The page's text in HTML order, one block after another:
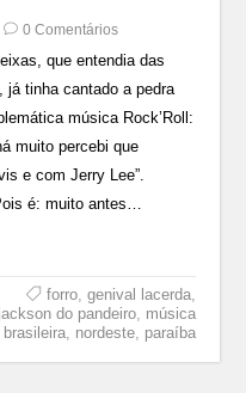
0 Comentários
que entendia das
já tinha cantado a pedra
música Rock’Roll:
muito percebi que
e com Jerry Lee”.
é: muito antes…
forro, genival lacerda,
jackson do pandeiro, música
brasileira, nordeste, paraíba